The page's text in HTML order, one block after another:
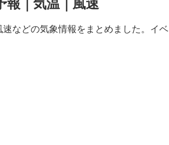
報｜気温｜風速
などの気象情報をまとめました。イベ